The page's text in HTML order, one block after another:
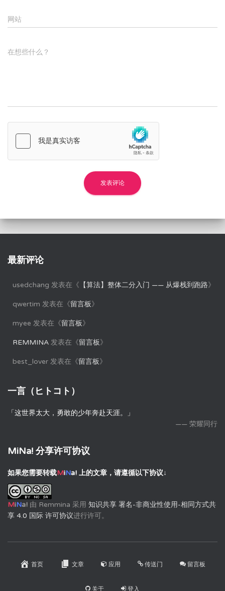
网站
在想些什么？
最新评论
usedchang 发表在《 【算法】整体二分入门 —— 从爆栈到跑路》
qwertim 发表在《留言板》
myee 发表在《留言板》
REMMINA 发表在《留言板》
best_lover 发表在《留言板》
一言（ヒトコト）
「这世界太大，勇敢的少年奔赴天涯。」
—— 荣耀同行
MiNa! 分享许可协议
如果您需要转载MiNa! 上的文章，请遵循以下协议↓
MiNa! 由 Remmina 采用 知识共享 署名-非商业性使用-相同方式共
享 4.0 国际 许可协议进行许可。
首页 文章 应用 传送门 留言板
关于 登入